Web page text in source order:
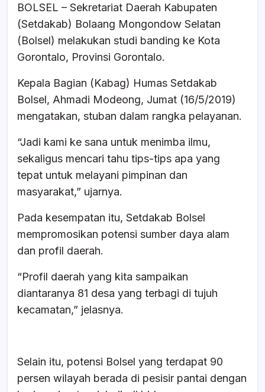
c
e
b
o
k
at
s
A
p
e
a
d
ar
e
BOLSEL – Sekretariat Daerah Kabupaten
(Setdakab) Bolaang Mongondow Selatan
(Bolsel) melakukan studi banding ke Kota
Gorontalo, Provinsi Gorontalo.
Kepala Bagian (Kabag) Humas Setdakab
Bolsel, Ahmadi Modeong, Jumat (16/5/2019)
mengatakan, stuban dalam rangka pelayanan.
“Jadi kami ke sana untuk menimba ilmu,
sekaligus mencari tahu tips-tips apa yang
tepat untuk melayani pimpinan dan
masyarakat,” ujarnya.
Pada kesempatan itu, Setdakab Bolsel
mempromosikan potensi sumber daya alam
dan profil daerah.
“Profil daerah yang kita sampaikan
diantaranya 81 desa yang terbagi di tujuh
kecamatan,” jelasnya.
Selain itu, potensi Bolsel yang terdapat 90
persen wilayah berada di pesisir pantai dengan